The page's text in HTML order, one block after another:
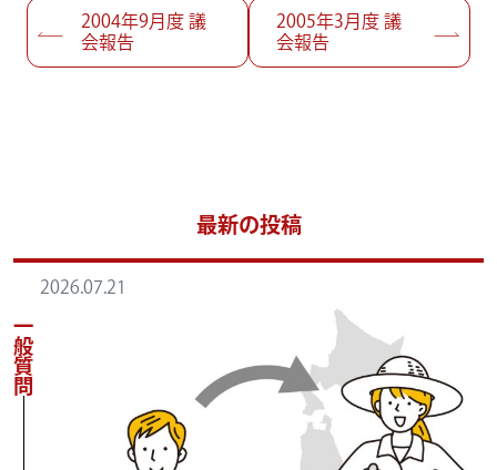
投稿ナビゲーション
2004年9月度 議
会報告
2005年3月度 議
会報告
最新の投稿
2026.07.21
一般質問